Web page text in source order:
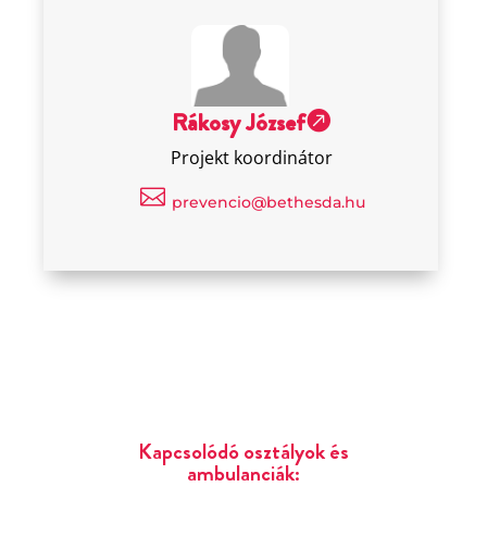
Rákosy József
Projekt koordinátor
 prevencio@bethesda.hu
Kapcsolódó osztályok és
ambulanciák: